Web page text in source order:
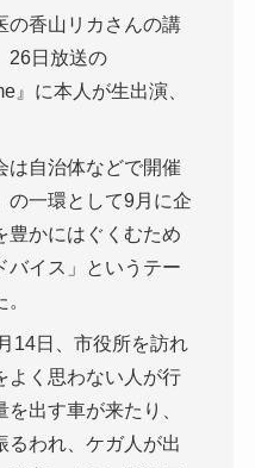
の香山リカさんの講
26日放送の
』に本人が生出演、
は自治体などで開催
の一環として9月に企
豊かにはぐくむため
バイス」というテー
14日、市役所を訪れ
よく思わない人が行
出す車が来たり、
るわれ、ケガ人が出